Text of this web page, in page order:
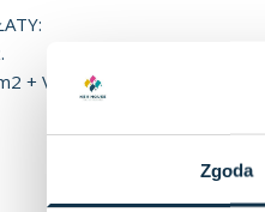
Zgoda
+ VAT + media.